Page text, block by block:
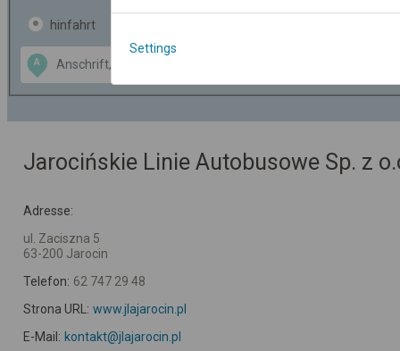
hinfahrt
A
Data CC-BY-SA
OpenStreetMap
GeoLite data by
Jarocińskie Linie Autobusowe Sp. z
Adresse:
ul. Zaciszna 5
63-200 Jarocin
Telefon: 62 747 29 48
Strona URL: www.jlajarocin.pl
E-Mail: kontakt@jlajarocin.pl
Settings